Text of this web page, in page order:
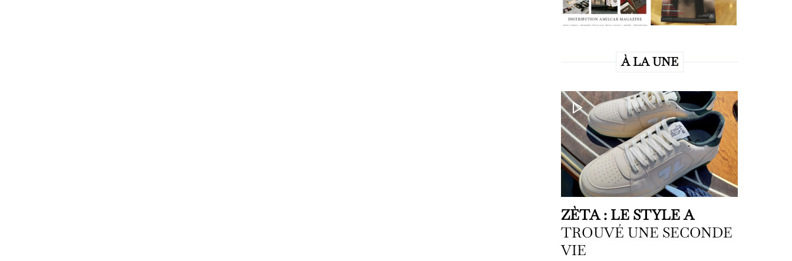
À LA UNE
ZÈTA : LE STYLE A
TROUVÉ UNE SECONDE
VIE